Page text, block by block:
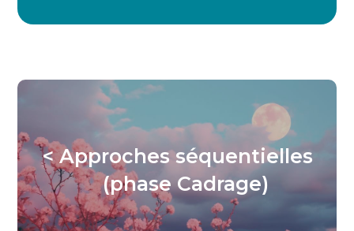
< Approches séquentielles
(phase Cadrage)